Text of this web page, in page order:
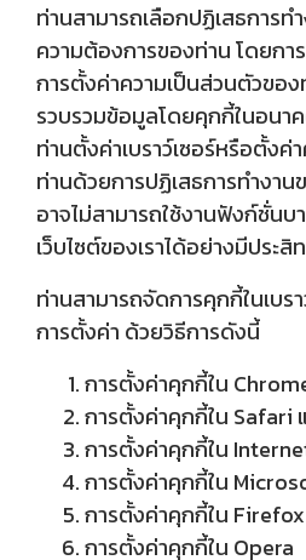
ท่านสามารถเลือกปฏิเสธการ
ความต้องการของท่าน โดยกา
การตั้งค่าความเป็นส่วนตัวของ
รวบรวมข้อมูลโดยคุกกี้ในอนา
ท่านตั้งค่าเบราว์เซอร์หรือตั้งค่
ท่านด้วยการปฏิเสธการทำงา
อาจไม่สามารถใช้งานฟังก์ชั่น
เว็บไซต์ของเราได้อย่างมีประ
ท่านสามารถจัดการคุกกี้ในเบร
การตั้งค่า ด้วยวิธีการดังนี้
การตั้งค่าคุกกี้ใน
การตั้งค่าคุกกี้ใน Safari
การตั้งค่าคุกกี้ใน
การตั้งค่าคุกกี้ใน
การตั้งค่าคุกกี้ใน Firefox
การตั้งค่าคุกกี้ใน Opera